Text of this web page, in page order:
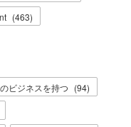
(463)
ビジネスを持つ (94)